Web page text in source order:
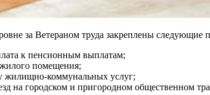
за Ветераном труда закреплены следующие
к пенсионным выплатам;
помещения;
жилищно-коммунальных услуг;
на городском и пригородном общественном